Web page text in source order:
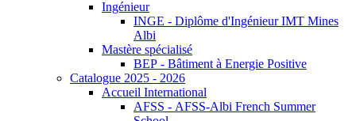
Ingénieur
INGE - Diplôme d'Ingénieur IMT Mines
Albi
Mastère spécialisé
BEP - Bâtiment à Energie Positive
Catalogue 2025 - 2026
Accueil International
AFSS - AFSS-Albi French Summer